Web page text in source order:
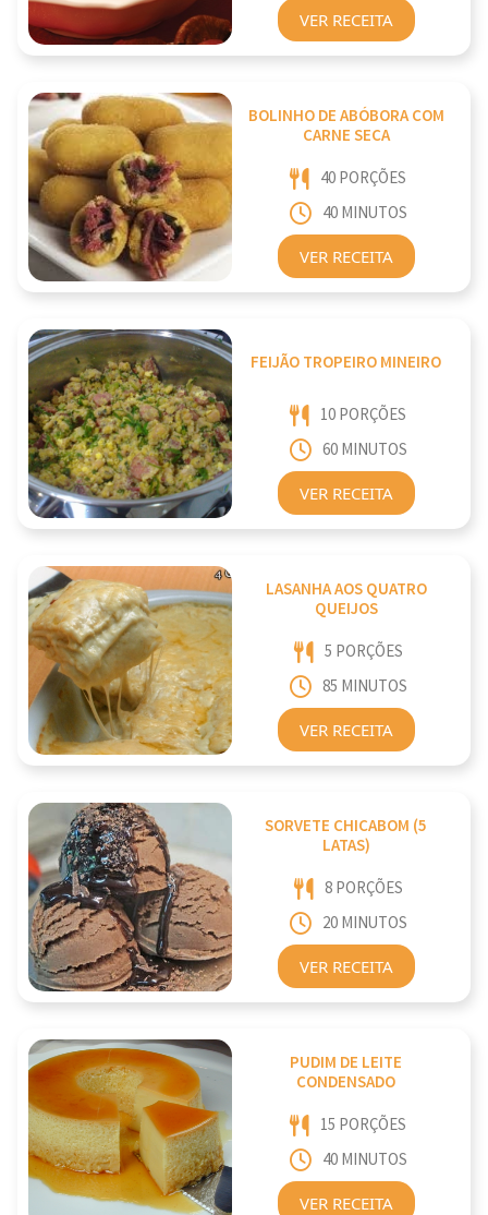
VER RECEITA
BOLINHO DE ABÓBORA COM
CARNE SECA
40 PORÇÕES
40 MINUTOS
VER RECEITA
FEIJÃO TROPEIRO MINEIRO
10 PORÇÕES
60 MINUTOS
VER RECEITA
LASANHA AOS QUATRO
QUEIJOS
5 PORÇÕES
85 MINUTOS
VER RECEITA
SORVETE CHICABOM (5
LATAS)
8 PORÇÕES
20 MINUTOS
VER RECEITA
PUDIM DE LEITE
CONDENSADO
15 PORÇÕES
40 MINUTOS
VER RECEITA